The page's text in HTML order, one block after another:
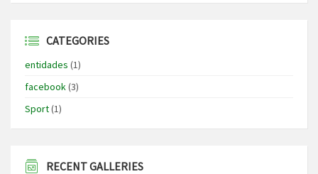
CATEGORIES
entidades (1)
facebook(3)
Sport(1)
RECENT GALLERIES